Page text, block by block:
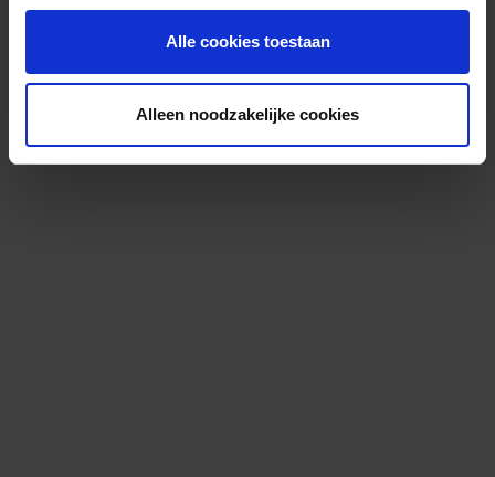
Alle cookies toestaan
Alleen noodzakelijke cookies